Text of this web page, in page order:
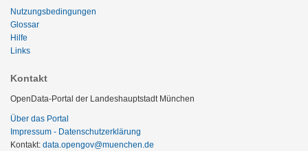
Nutzungsbedingungen
Glossar
Hilfe
Links
Kontakt
OpenData-Portal der Landeshauptstadt München
Über das Portal
Impressum - Datenschutzerklärung
Kontakt: data.opengov@muenchen.de